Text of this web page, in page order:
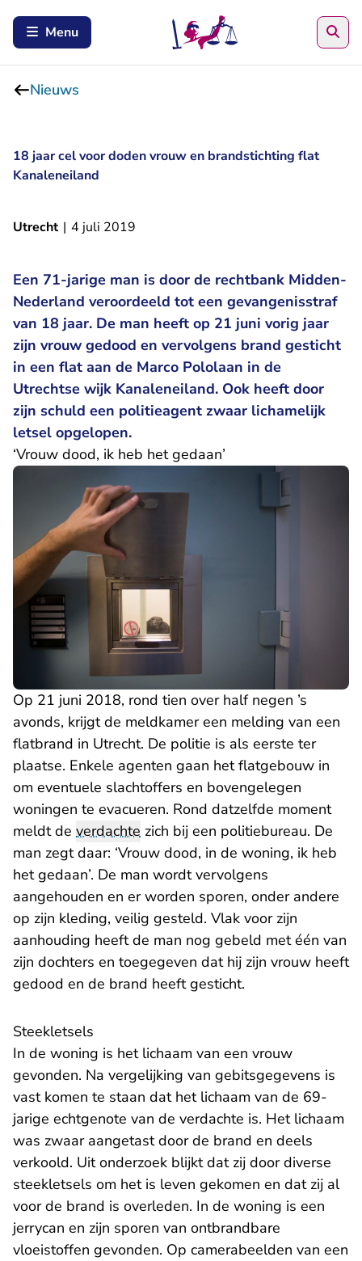
Menu
Nieuws
18 jaar cel voor doden vrouw en brandstichting flat
Kanaleneiland
Utrecht | 4 juli 2019
Een 71-jarige man is door de rechtbank Midden-
Nederland veroordeeld tot een gevangenisstraf
van 18 jaar. De man heeft op 21 juni vorig jaar
zijn vrouw gedood en vervolgens brand gesticht
in een flat aan de Marco Pololaan in de
Utrechtse wijk Kanaleneiland. Ook heeft door
zijn schuld een politieagent zwaar lichamelijk
letsel opgelopen.
‘Vrouw dood, ik heb het gedaan’
Op 21 juni 2018, rond tien over half negen ’s
avonds, krijgt de meldkamer een melding van een
flatbrand in Utrecht. De politie is als eerste ter
plaatse. Enkele agenten gaan het flatgebouw in
om eventuele slachtoffers en bovengelegen
woningen te evacueren. Rond datzelfde moment
meldt de verdachte zich bij een politiebureau. De
man zegt daar: ‘Vrouw dood, in de woning, ik heb
het gedaan’. De man wordt vervolgens
aangehouden en er worden sporen, onder andere
op zijn kleding, veilig gesteld. Vlak voor zijn
aanhouding heeft de man nog gebeld met één van
zijn dochters en toegegeven dat hij zijn vrouw heeft
gedood en de brand heeft gesticht.
Steekletsels
In de woning is het lichaam van een vrouw
gevonden. Na vergelijking van gebitsgegevens is
vast komen te staan dat het lichaam van de 69-
jarige echtgenote van de verdachte is. Het lichaam
was zwaar aangetast door de brand en deels
verkoold. Uit onderzoek blijkt dat zij door diverse
steekletsels om het is leven gekomen en dat zij al
voor de brand is overleden. In de woning is een
jerrycan en zijn sporen van ontbrandbare
vloeistoffen gevonden. Op camerabeelden van een